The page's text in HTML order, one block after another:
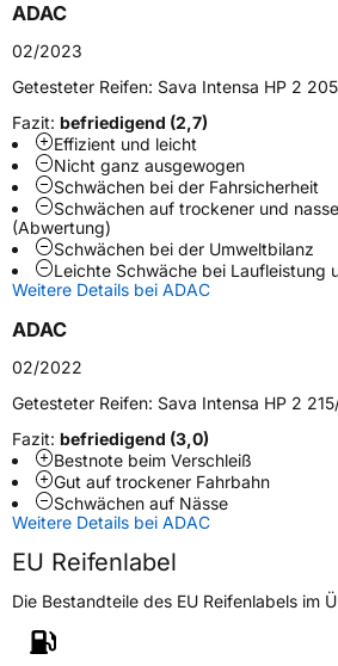
FahrzeugtypPKW
VerwendungSommerreifen
Modellname Intensa HP 2
FahrzeugartPKW & SUV
Weitere Eigenschaften
Zustand
FelgenschutzFP
EU Label
EffizienzC
Nasshaftung
ADAC
02/2023
Getesteter Reifen: Sava Intensa HP 2
Fazit: befriedigend (2,7)
Effizient und leicht
Nicht ganz ausgewogen
Schwächen bei der Fahrsicherheit
Schwächen auf trockener und
(Abwertung)
Schwächen bei der Umweltbilanz
Leichte Schwäche bei Laufleistung
Weitere Details bei ADAC
ADAC
02/2022
Getesteter Reifen: Sava Intensa HP 2
Fazit: befriedigend (3,0)
Bestnote beim Verschleiß
Gut auf trockener Fahrbahn
Schwächen auf Nässe
Weitere Details bei ADAC
EU Reifenlabel
Die Bestandteile des EU Reifenlabels im